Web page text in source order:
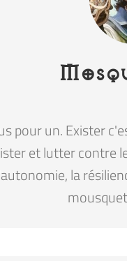
pour un. Exister
et lutter contre
la